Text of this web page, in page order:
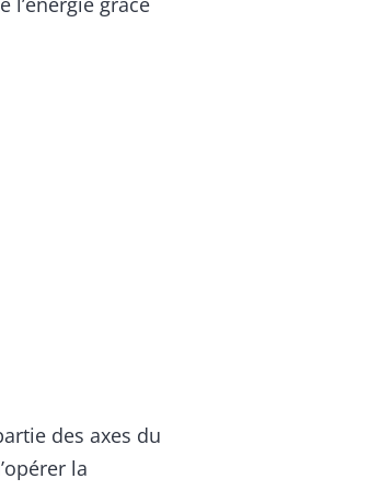
des axes du
la